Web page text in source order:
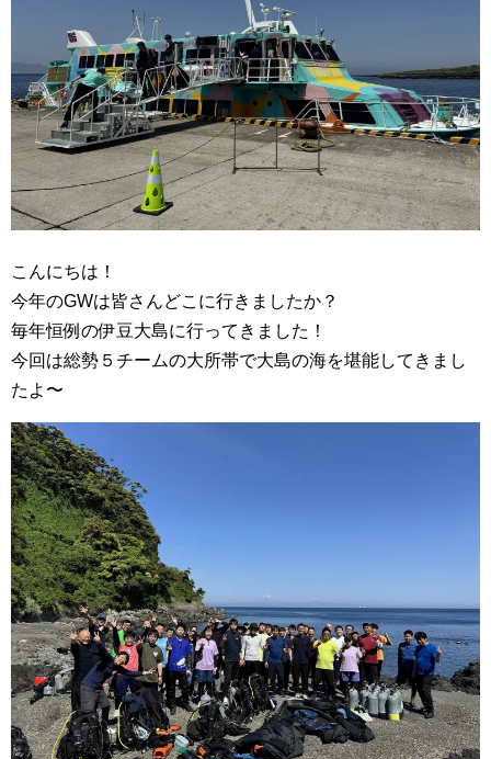
こんにちは！
今年のGWは皆さんどこに行きましたか？
毎年恒例の伊豆大島に行ってきました！
今回は総勢５チームの大所帯で大島の海を堪能してきまし
たよ〜